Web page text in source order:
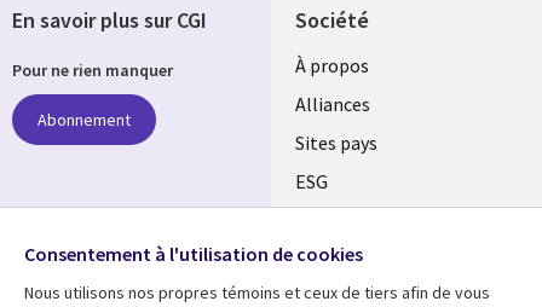
Société
À propos
Alliances
Sites pays
ESG
Fusions
Salle de presse
En savoir plus sur CGI
Pour ne rien manquer
Abonnement
Suivez-nous
Social
Consentement à l'utilisation de cookies
Nous utilisons nos propres témoins et ceux de tiers afin de vous